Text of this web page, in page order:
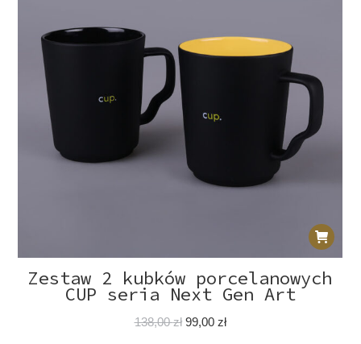
Zestaw 2 kubków porcelanowych
CUP seria Next Gen Art
138,00zł Pierwotna
99,00 złAktualna